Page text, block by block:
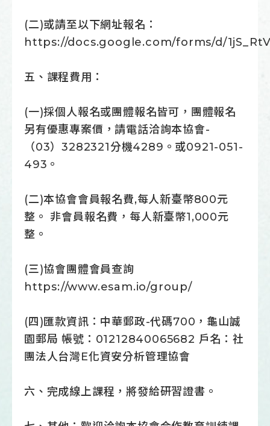
(二)或請至以下網址報名：
https://docs.google.com/forms/d/
五、課程費用：
(一)採個人報名或團體報名皆可，團體報名
另有優惠專案價，請電話洽詢本協會-
（03）3282321分機4289。或0921-051-
493。
(二)本協會會員報名費,每人新臺幣800元
整。 非會員報名費，每人新臺幣1,000元
整。
(三)協會團體會員查詢
https://www.esam.io/group/
(四)匯款資訊：中華郵政-代碼700，龜山誠
園郵局 帳號：01212840065682 戶名：社
團法人台灣E化資安分析管理協會
六、完成線上課程，將發給研習證書。